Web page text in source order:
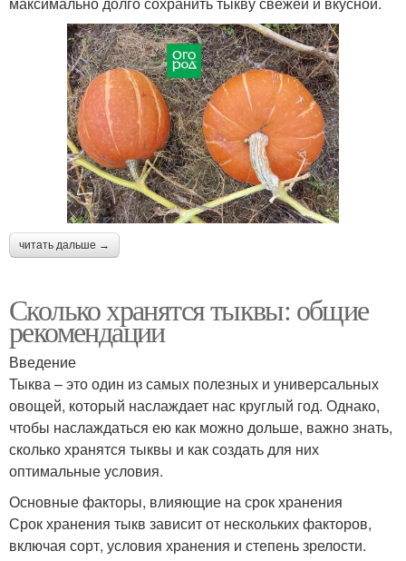
читать дальше →
Сколько хранятся тыквы: общие
рекомендации
Введение
Тыква – это один из самых полезных и универсальных
овощей, который наслаждает нас круглый год. Однако,
чтобы наслаждаться ею как можно дольше, важно знать,
сколько хранятся тыквы и как создать для них
оптимальные условия.
Основные факторы, влияющие на срок хранения
Срок хранения тыкв зависит от нескольких факторов,
включая сорт, условия хранения и степень зрелости.